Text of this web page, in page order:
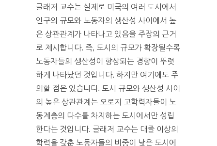
글래저 교수는 실제로 미국의 여러 도시에서
인구의 규모와 노동자의 생산성 사이에서 높
은 상관관계가 나타나고 있음을 주장의 근거
로 제시합니다. 즉, 도시의 규모가 확장될수록
노동자들의 생산성이 향상되는 경향이 뚜렷
하게 나타났던 것입니다. 하지만 여기에도 주
의할 점은 있습니다. 도시 규모와 생산성 사이
의 높은 상관관계는 오로지 고학력자들이 노
동계층의 다수를 차지하는 도시에서만 성립
한다는 것입니다. 글래저 교수는 대졸 이상의
학력을 갖춘 노동자들의 비중이 낮은 도시에